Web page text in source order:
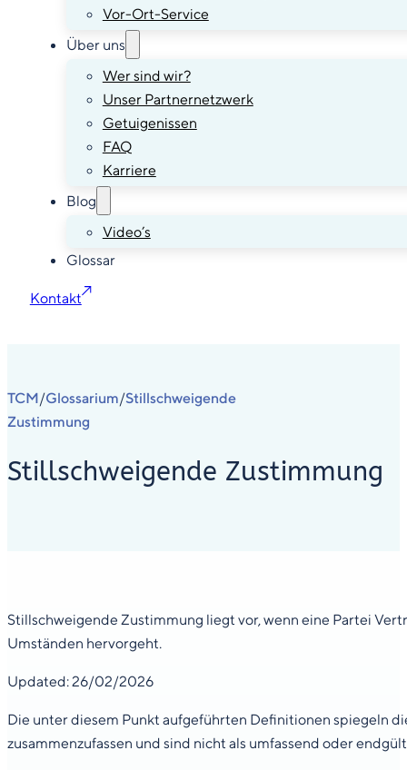
Vor-Ort-Service
Über uns
Wer sind wir?
Unser Partnernetzwerk
Getuigenissen
FAQ
Karriere
Blog
Video’s
Glossar
Kontakt
TCM/Glossarium/Stillschweigende
Zustimmung
Stillschweigende Zustimmung
Stillschweigende Zustimmung liegt vor, wenn eine Partei
Umständen hervorgeht.
Updated: 26/02/2026
Die unter diesem Punkt aufgeführten Definitionen spiegeln
zusammenzufassen und sind nicht als umfassend oder